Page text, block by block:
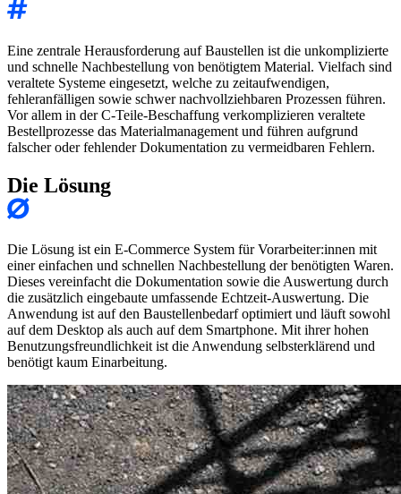
Eine zentrale Herausforderung auf Baustellen ist die unkomplizierte
und schnelle Nachbestellung von benötigtem Material. Vielfach sind
veraltete Systeme eingesetzt, welche zu zeitaufwendigen,
fehleranfälligen sowie schwer nachvollziehbaren Prozessen führen.
Vor allem in der C-Teile-Beschaffung verkomplizieren veraltete
Bestellprozesse das Materialmanagement und führen aufgrund
falscher oder fehlender Dokumentation zu vermeidbaren Fehlern.
Die Lösung
Die Lösung ist ein E-Commerce System für Vorarbeiter:innen mit
einer einfachen und schnellen Nachbestellung der benötigten Waren.
Dieses vereinfacht die Dokumentation sowie die Auswertung durch
die zusätzlich eingebaute umfassende Echtzeit-Auswertung. Die
Anwendung ist auf den Baustellenbedarf optimiert und läuft sowohl
auf dem Desktop als auch auf dem Smartphone. Mit ihrer hohen
Benutzungsfreundlichkeit ist die Anwendung selbsterklärend und
benötigt kaum Einarbeitung.